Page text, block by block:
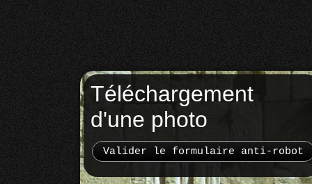
Téléchargement
d'une photo